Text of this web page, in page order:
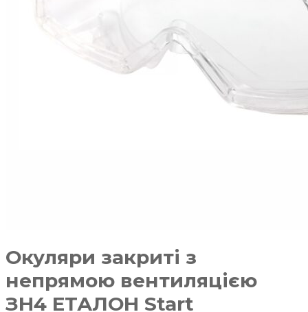
Окуляри закриті з
непрямою вентиляцією
ЗН4 ЕТАЛОН Start